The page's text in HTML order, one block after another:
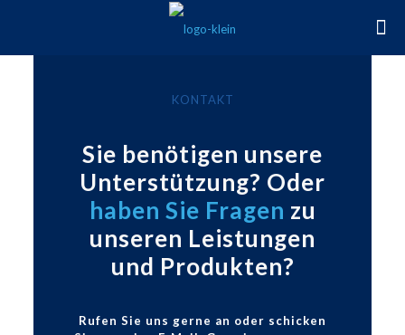
KONTAKT
Sie benötigen unsere
Unterstützung? Oder
haben Sie Fragen zu
unseren Leistungen
und Produkten?
Rufen Sie uns gerne an oder schicken